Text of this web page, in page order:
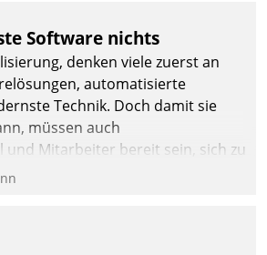
optimierte und automatisierte
darf nicht zu viel erwarten: Allein
neuen Software ist es nicht
erfordert von Unternehmen
zu überprüfen, zu hinterfragen
Software nichts
denken viele zuerst an
automatisierte
Technik. Doch damit sie
müssen auch
und Mitarbeiter bereit sein, sich zu
sonst werden sie an ihr